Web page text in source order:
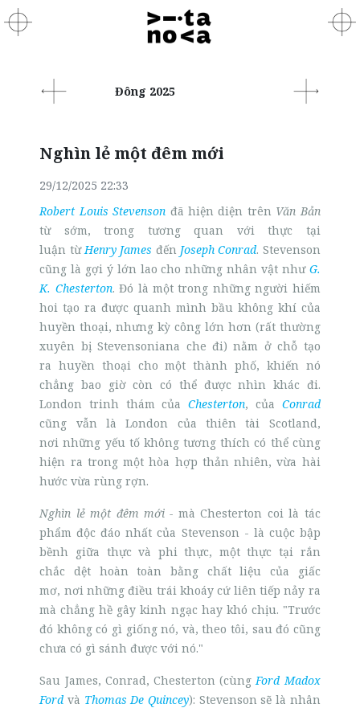
Đông 2025
Nghìn lẻ một đêm mới
29/12/2025 22:33
Robert Louis Stevenson đã hiện diện trên Văn Bản
từ sớm, trong tương quan với thực tại
luận từHenry James đến Joseph Conrad. Stevenson
cũng là gợi ý lớn lao cho những nhân vật như G.
K. Chesterton. Đó là một trong những người hiếm
hoi tạo ra được quanh mình bầu không khí của
huyền thoại, nhưng kỳ công lớn hơn (rất thường
xuyên bị Stevensoniana che đi) nằm ở chỗ tạo
ra huyền thoại cho một thành phố, khiến nó
chẳng bao giờ còn có thể được nhìn khác đi.
London trinh thám củaChesterton, của Conrad
cũng vẫn là London của thiên tài Scotland,
nơi những yếu tố không tương thích có thể cùng
hiện ra trong một hòa hợp thản nhiên, vừa hài
hước vừa rùng rợn.
Nghìn lẻ một đêm mới - mà Chesterton coi là tác
phẩm độc đáo nhất của Stevenson - là cuộc bập
bềnh giữa thực và phi thực, một thực tại rắn
chắc dệt hoàn toàn bằng chất liệu của giấc
mơ, nơi những điều trái khoáy cứ liên tiếp nảy ra
mà chẳng hề gây kinh ngạc hay khó chịu. "Trước
đó không có gì giống nó, và, theo tôi, sau đó cũng
chưa có gì sánh được với nó."
Sau James, Conrad, Chesterton (cùngFord Madox
Ford và Thomas De Quincey): Stevenson sẽ là nhân